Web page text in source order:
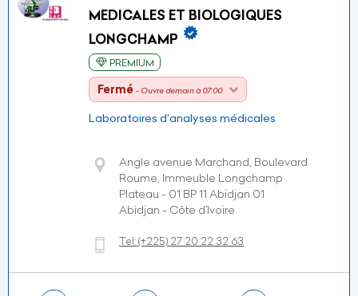
MEDICALES ET BIOLOGIQUES
LONGCHAMP
PREMIUM
Fermé - Ouvre demain à 07:00
Laboratoires d'analyses médicales
Angle avenue Marchand, Boulevard
Roume, Immeuble Longchamp
Plateau - 01 BP 11 Abidjan 01
Abidjan - Côte d’Ivoire
Tel:(+225) 27 20 22 32 63